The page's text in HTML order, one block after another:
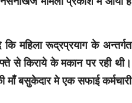
महिला रूद्रप्रयाग के अन्तर्गत
से किराये के मकान पर रही थी।
माँ बसुकेदार मे एक सफाई कर्मचारी